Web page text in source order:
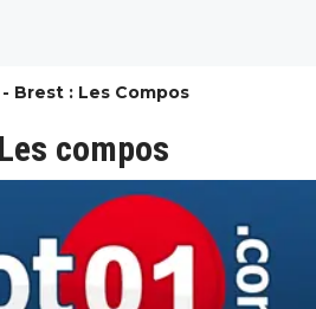
Brest : Les Compos
compos